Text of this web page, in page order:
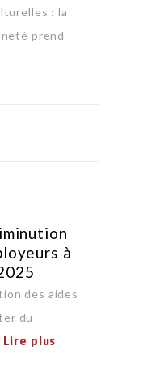
: la
prend
à
des aides
du
Lire plus